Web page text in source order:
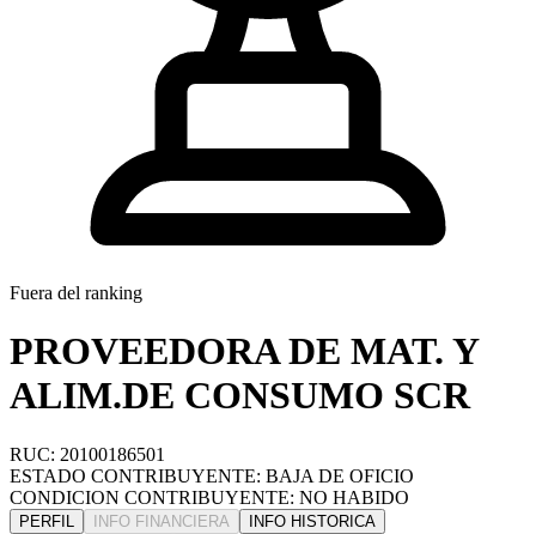
Fuera del ranking
PROVEEDORA DE MAT. Y
ALIM.DE CONSUMO SCR
RUC: 20100186501
ESTADO CONTRIBUYENTE: BAJA DE OFICIO
CONDICION CONTRIBUYENTE: NO HABIDO
PERFIL INFO FINANCIERA
INFO HISTORICA